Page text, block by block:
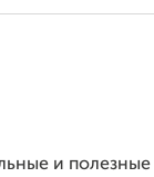
и полезные